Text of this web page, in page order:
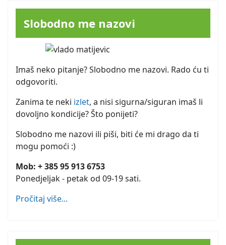
Slobodno me nazovi
Imaš neko pitanje? Slobodno me nazovi. Rado ću ti
odgovoriti.
Zanima te neki izlet, a nisi sigurna/siguran imaš li
dovoljno kondicije? Što ponijeti?
Slobodno me nazovi ili piši, biti će mi drago da ti
mogu pomoći :)
Mob: + 385 95 913 6753
Ponedjeljak - petak od 09-19 sati.
Pročitaj više...